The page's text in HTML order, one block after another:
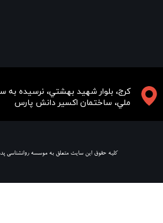
​​​كرج، بلوار شهيد بهشتي، نرسيده
ملي، ساختمان اكسير دانش پارس
كليه حقوق اين سايت متعلق به موسسه روانشناسي